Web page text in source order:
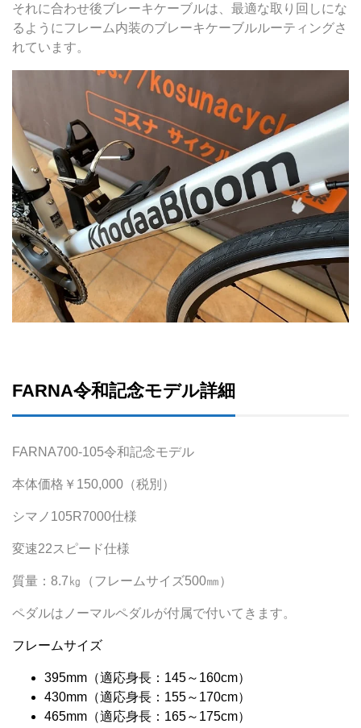
それに合わせ後ブレーキケーブルは、最適な取り回しにな
るようにフレーム内装のブレーキケーブルルーティングさ
れています。
FARNA令和記念モデル詳細
FARNA700-105令和記念モデル
本体価格￥150,000（税別）
シマノ105R7000仕様
変速22スピード仕様
質量：8.7㎏（フレームサイズ500㎜）
ペダルはノーマルペダルが付属で付いてきます。
フレームサイズ
395mm（適応身長：145～160cm）
430mm（適応身長：155～170cm）
465mm（適応身長：165～175cm）